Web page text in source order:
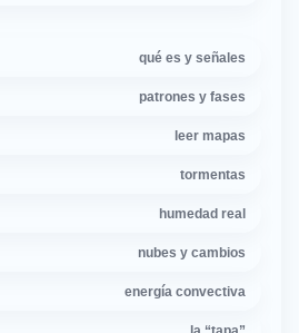
qué es y señales
patrones y fases
leer mapas
tormentas
humedad real
nubes y cambios
energía convectiva